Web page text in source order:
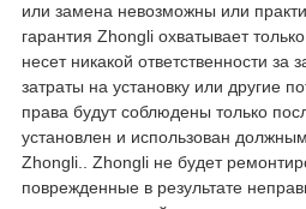
или замена невозможны или
гарантия Zhongli охватывает
несет никакой ответственности за
затраты на установку или другие
права будут соблюдены только
установлен и использован
Zhongli.. Zhongli не будет
поврежденные в результате